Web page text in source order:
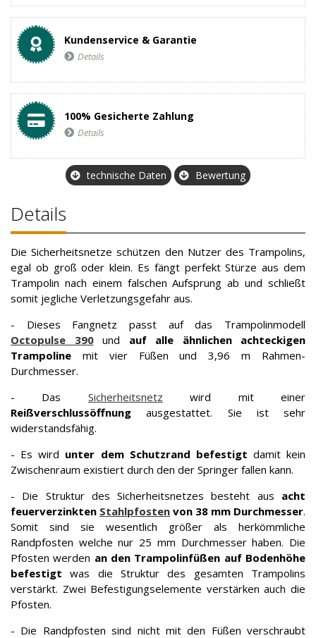
Kundenservice & Garantie
Details
100% Gesicherte Zahlung
Details
technische Daten Bewertung
Details
Die Sicherheitsnetze schützen den Nutzer des Trampolins,
egal ob groß oder klein. Es fängt perfekt Stürze aus dem
Trampolin nach einem falschen Aufsprung ab und schließt
somit jegliche Verletzungsgefahr aus.
- Dieses Fangnetz passt auf das Trampolinmodell
Octopulse 390
und auf alle ähnlichen achteckigen
Trampoline mit vier Füßen und 3,96 m Rahmen-
Durchmesser.
- Das Sicherheitsnetz wird mit einer
Reißverschlussöffnung ausgestattet. Sie ist sehr
widerstandsfähig.
- Es wird unter dem Schutzrand befestigt damit kein
Zwischenraum existiert durch den der Springer fallen kann.
- Die Struktur des Sicherheitsnetzes besteht aus acht
feuerverzinkten Stahlpfosten von 38 mm Durchmesser.
Somit sind sie wesentlich größer als herkömmliche
Randpfosten welche nur 25 mm Durchmesser haben. Die
Pfosten werden an den Trampolinfüßen auf Bodenhöhe
befestigt was die Struktur des gesamten Trampolins
verstärkt. Zwei Befestigungselemente verstärken auch die
Pfosten.
- Die Randpfosten sind nicht mit den Füßen verschraubt